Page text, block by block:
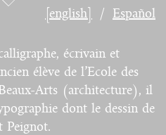
[english] Español
écrivain et
élève de l’Ecole des
Arts (architecture), il
dont le dessin de
Peignot.